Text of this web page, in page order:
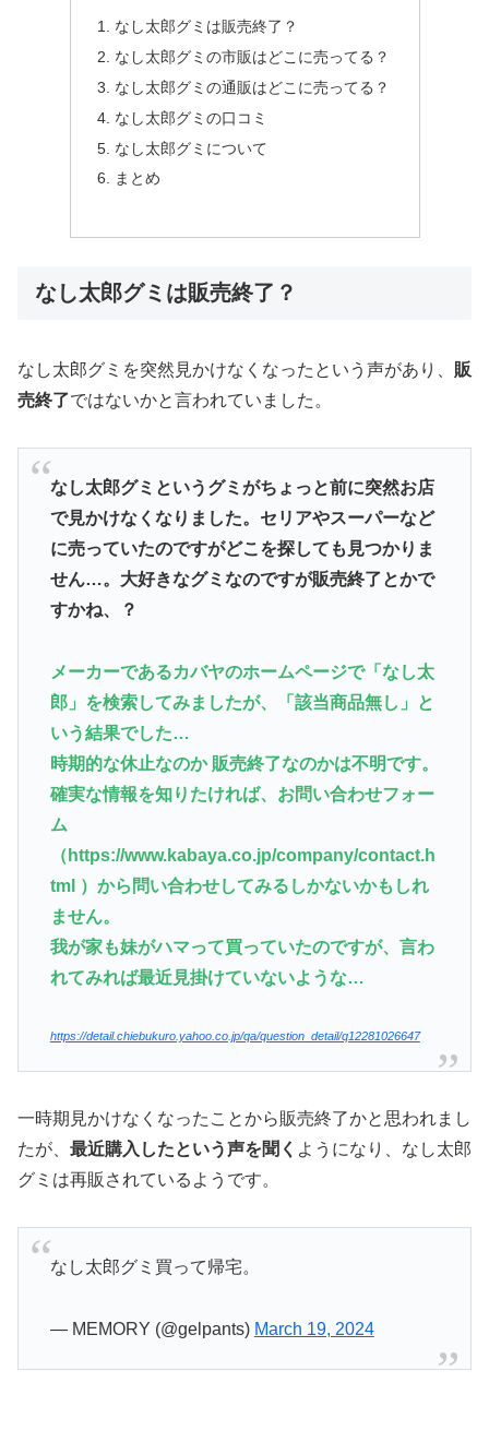
なし太郎グミは販売終了？
なし太郎グミの市販はどこに売ってる？
なし太郎グミの通販はどこに売ってる？
なし太郎グミの口コミ
なし太郎グミについて
まとめ
なし太郎グミは販売終了？
なし太郎グミを突然見かけなくなったという声があり、 販
売終了ではないかと言われていました。
なし太郎グミというグミがちょっと前に突然お店
で見かけなくなりました。セリアやスーパーなど
に売っていたのですがどこを探しても見つかりま
せん…。大好きなグミなのですが販売終了とかで
すかね、？
メーカーであるカバヤのホームページで「なし太
郎」を検索してみましたが、「該当商品無し」と
いう結果でした…
時期的な休止なのか 販売終了なのかは不明です。
確実な情報を知りたければ、お問い合わせフォー
ム
（https://www.kabaya.co.jp/company/contact.h
tml ）から問い合わせしてみるしかないかもしれ
ません。
我が家も妹がハマって買っていたのですが、言わ
れてみれば最近見掛けていないような…
https://detail.chiebukuro.yahoo.co.jp/qa/question_detail/q12281026647
一時期見かけなくなったことから販売終了かと思われまし
たが、 最近購入したという声を聞く ようになり、なし太郎
グミは再販されているようです。
なし太郎グミ買って帰宅。
— MEMORY (@gelpants) March 19, 2024